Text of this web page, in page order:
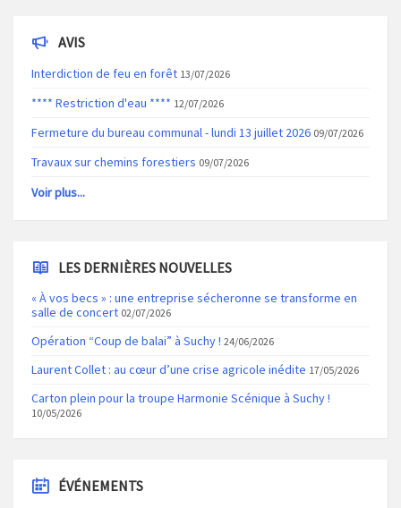
AVIS
Interdiction de feu en forêt 13/07/2026
**** Restriction d'eau **** 12/07/2026
Fermeture du bureau communal - lundi 13 juillet 2026 09/07/2026
Travaux sur chemins forestiers 09/07/2026
Voir plus...
LES DERNIÈRES NOUVELLES
« À vos becs » : une entreprise sécheronne se transforme en
salle de concert 02/07/2026
Opération “Coup de balai” à Suchy ! 24/06/2026
Laurent Collet : au cœur d’une crise agricole inédite 17/05/2026
Carton plein pour la troupe Harmonie Scénique à Suchy !
10/05/2026
ÉVÉNEMENTS